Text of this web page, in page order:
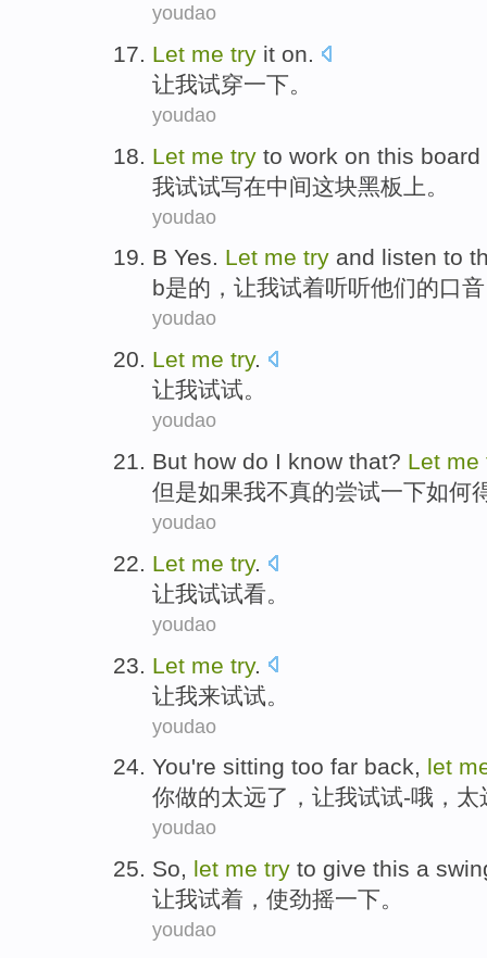
youdao
Let me try it on.
让我试穿一下。
youdao
Let me try to work on this board
我试试写在中间这块黑板上。
youdao
B Yes. Let me try and listen to
b是的 ， 让我试着听听他们的口
youdao
Let me try.
让我试试。
youdao
But how do I know that? Let me
但是如果我不真的尝试一下如何
youdao
Let me try.
让我试试看。
youdao
Let me try.
让我来试试 。
youdao
You're sitting too far back, let
你做的太远了， 让我试试-哦 ，
youdao
So, let me try to give this a
让我试着， 使劲摇一下。
youdao